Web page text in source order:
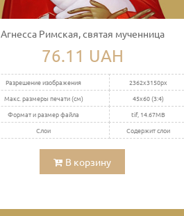
Агнесса Римская, святая мученница
76.11 UAH
Разрешение изображения
2362x3150px
Макс. размеры печати (см)
45x60 (3:4)
Формат и размер файла
tif, 14.67MB
Слои
Содержит слои
В корзину